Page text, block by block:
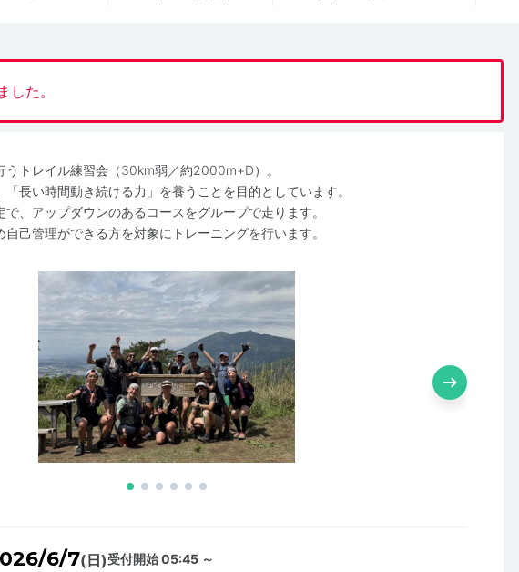
した。
うトレイル練習会（30km弱／約2000m+D）。
長い時間動き続ける力」を養うことを目的としています。
で、アップダウンのあるコースをグループで走ります。
己管理ができる方を対象にトレーニングを行います。
6/7(日)受付開始 05:45 ～